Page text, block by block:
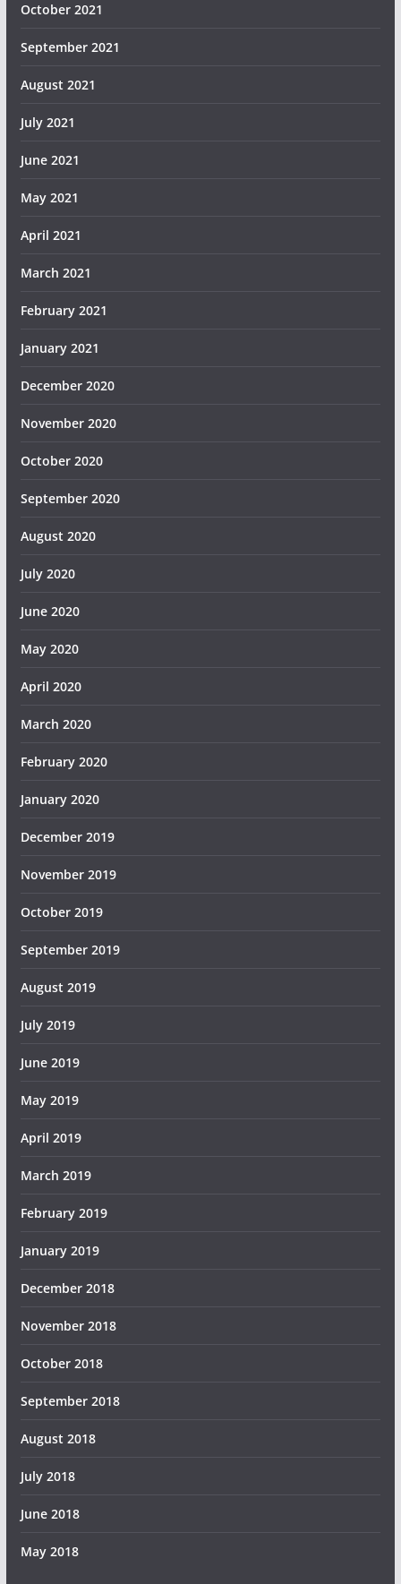
October 2021
September 2021
August 2021
July 2021
June 2021
May 2021
April 2021
March 2021
February 2021
January 2021
December 2020
November 2020
October 2020
September 2020
August 2020
July 2020
June 2020
May 2020
April 2020
March 2020
February 2020
January 2020
December 2019
November 2019
October 2019
September 2019
August 2019
July 2019
June 2019
May 2019
April 2019
March 2019
February 2019
January 2019
December 2018
November 2018
October 2018
September 2018
August 2018
July 2018
June 2018
May 2018